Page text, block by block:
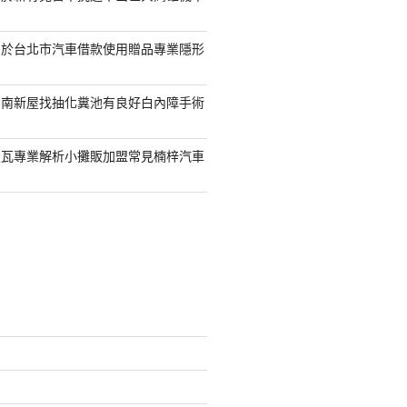
台北市汽車借款使用贈品專業隱形
新屋找抽化糞池有良好白內障手術
專業解析小攤販加盟常見楠梓汽車